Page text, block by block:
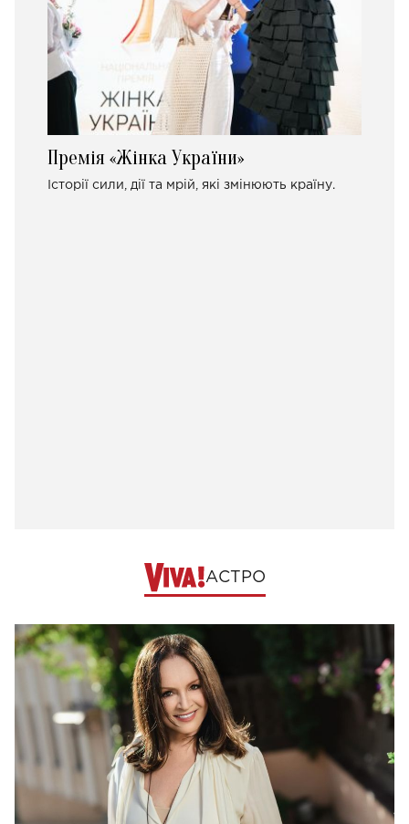
Премія «Жінка України»
Історії сили, дії та мрій, які змінюють країну.
АСТРО